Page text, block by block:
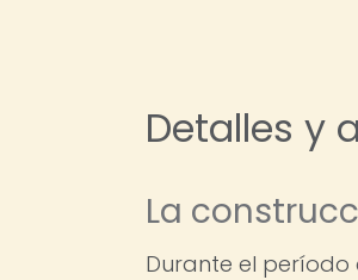
Detalles y
La
Durante el